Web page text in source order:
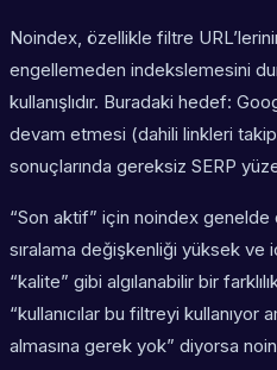
Noindex, özellikle filtre
engellemeden indekslemesini
kullanışlıdır. Buradaki hedef:
devam etmesi (dahili linkleri
sonuçlarında gereksiz SERP
“Son aktif” için noindex genelde
sıralama değişkenliği yüksek
“kalite” gibi algılanabilir bir
“kullanıcılar bu filtreyi kullanıyor
almasına gerek yok” diyorsa